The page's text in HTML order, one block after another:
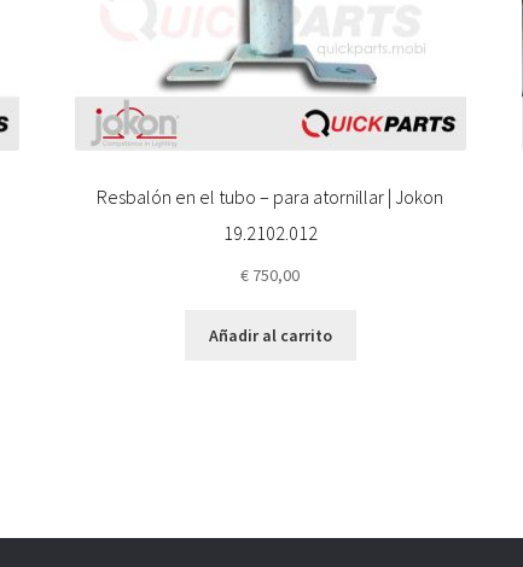
Resbalón en el tubo – para atornillar | Jokon
19.2102.012
€ 750,00
Añadir al carrito